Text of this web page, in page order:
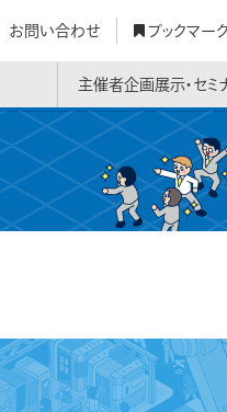
お問い合わせ ブックマーク
主催者企画展示・セミ